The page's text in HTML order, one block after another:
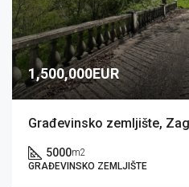
1,500,000EUR
5000m2
GRAĐEVINSKO ZEMLJIŠTE